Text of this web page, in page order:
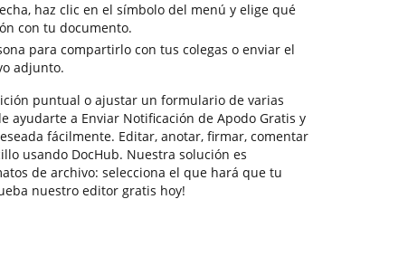
haz clic en el símbolo del menú y elige qué
con tu documento.
para compartirlo con tus colegas o enviar el
adjunto.
puntual o ajustar un formulario de varias
ayudarte a Enviar Notificación de Apodo Gratis y
fácilmente. Editar, anotar, firmar, comentar
usando DocHub. Nuestra solución es
de archivo: selecciona el que hará que tu
nuestro editor gratis hoy!